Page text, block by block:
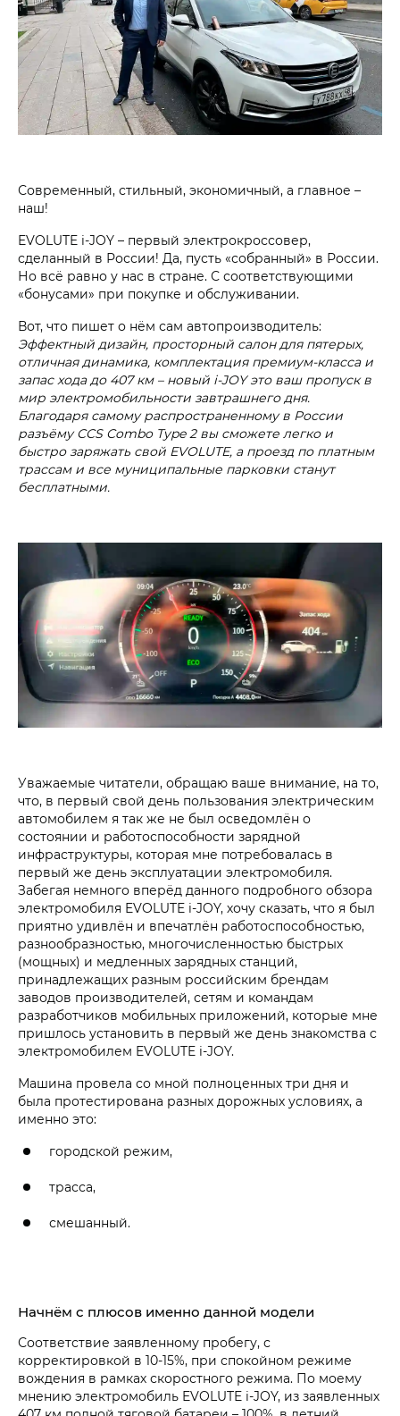
Современный, стильный, экономичный, а главное –
наш!
EVOLUTE i‑JOY – первый электрокроссовер,
сделанный в России! Да, пусть «собранный» в России.
Но всё равно у нас в стране. С соответствующими
«бонусами» при покупке и обслуживании.
Вот, что пишет о нём сам автопроизводитель:
Эффектный дизайн, просторный салон для пятерых,
отличная динамика, комплектация премиум-класса и
запас хода до 407 км – новый i‑JOY это ваш пропуск в
мир электромобильности завтрашнего дня.
Благодаря самому распространенному в России
разъёму CCS Combo Type 2 вы сможете легко и
быстро заряжать свой EVOLUTE, а проезд по платным
трассам и все муниципальные парковки станут
бесплатными.
Уважаемые читатели, обращаю ваше внимание, на то,
что, в первый свой день пользования электрическим
автомобилем я так же не был осведомлён о
состоянии и работоспособности зарядной
инфраструктуры, которая мне потребовалась в
первый же день эксплуатации электромобиля.
Забегая немного вперёд данного подробного обзора
электромобиля EVOLUTE i‑JOY, хочу сказать, что я был
приятно удивлён и впечатлён работоспособностью,
разнообразностью, многочисленностью быстрых
(мощных) и медленных зарядных станций,
принадлежащих разным российским брендам
заводов производителей, сетям и командам
разработчиков мобильных приложений, которые мне
пришлось установить в первый же день знакомства с
электромобилем EVOLUTE i‑JOY.
Машина провела со мной полноценных три дня и
была протестирована разных дорожных условиях, а
именно это:
городской режим,
трасса,
смешанный.
Начнём с плюсов именно данной модели
Соответствие заявленному пробегу, с
корректировкой в 10-15%, при спокойном режиме
вождения в рамках скоростного режима. По моему
мнению электромобиль EVOLUTE i‑JOY, из заявленных